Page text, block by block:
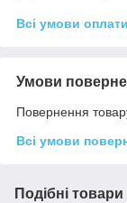
Всі умови оплати
Умови
Повернення
Всі умови
Подібні товари